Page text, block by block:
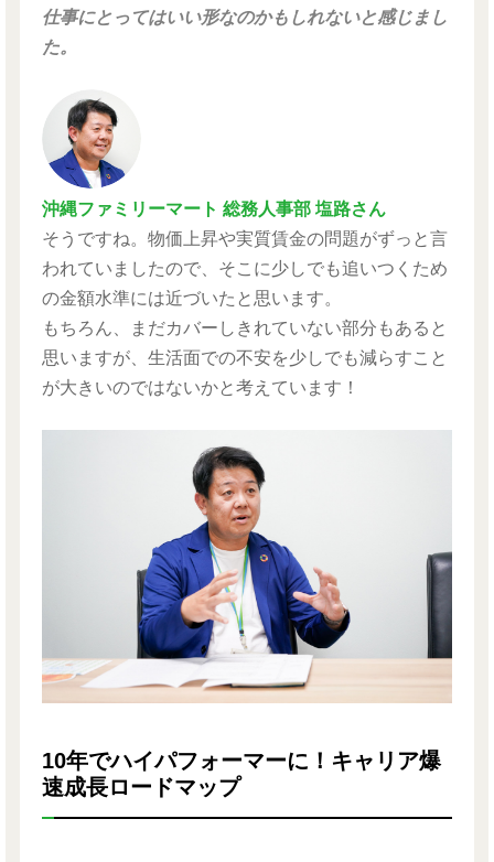
仕事にとってはいい形なのかもしれないと感じまし
た。
沖縄ファミリーマート 総務人事部 塩路さん
そうですね。物価上昇や実質賃金の問題がずっと言
われていましたので、そこに少しでも追いつくため
の金額水準には近づいたと思います。
もちろん、まだカバーしきれていない部分もあると
思いますが、生活面での不安を少しでも減らすこと
が大きいのではないかと考えています！
10年でハイパフォーマーに！キャリア爆
速成長ロードマップ